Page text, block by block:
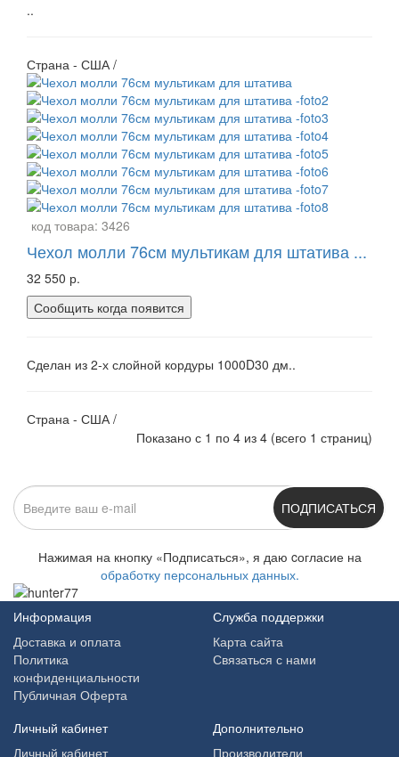
..
Страна - США /
код товара: 3426
Чехол молли 76см мультикам для штатива ...
32 550 р.
Сообщить когда появится
Сделан из 2-х слойной кордуры 1000D30 дм..
Страна - США /
Показано с 1 по 4 из 4 (всего 1 страниц)
ПОДПИСАТЬСЯ
Нажимая на кнопку «Подписаться», я даю cогласие на
обработку персональных данных.
Информация
Доставка и оплата
Политика
конфиденциальности
Публичная Оферта
Служба поддержки
Карта сайта
Связаться с нами
Личный кабинет
Личный кабинет
Дополнительно
Производители